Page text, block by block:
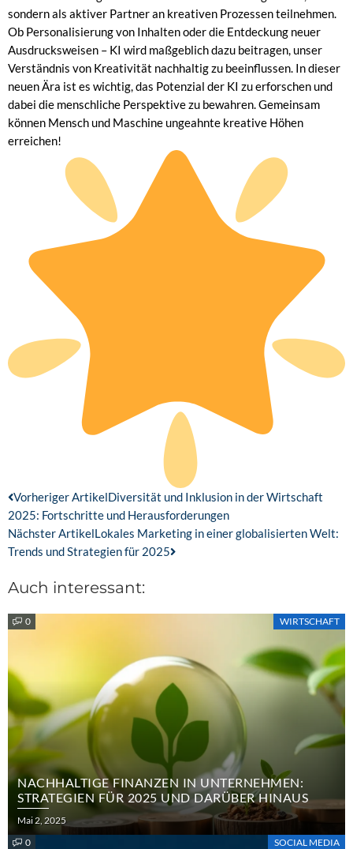
sondern als aktiver Partner an kreativen Prozessen teilnehmen.
Ob Personalisierung von Inhalten oder die Entdeckung neuer
Ausdrucksweisen – KI wird maßgeblich dazu beitragen, unser
Verständnis von Kreativität nachhaltig zu beeinflussen. In dieser
neuen Ära ist es wichtig, das Potenzial der KI zu erforschen und
dabei die menschliche Perspektive zu bewahren. Gemeinsam
können Mensch und Maschine ungeahnte kreative Höhen
erreichen!
Zurück
Vorheriger ArtikelDiversität und Inklusion in der Wirtschaft
2025: Fortschritte und Herausforderungen
Nächster ArtikelLokales Marketing in einer globalisierten Welt:
Trends und Strategien für 2025
Nächster
Auch interessant:
0 WIRTSCHAFT
NACHHALTIGE FINANZEN IN UNTERNEHMEN:
STRATEGIEN FÜR 2025 UND DARÜBER HINAUS
Posted
on
Mai 2, 2025
0
SOCIAL MEDIA